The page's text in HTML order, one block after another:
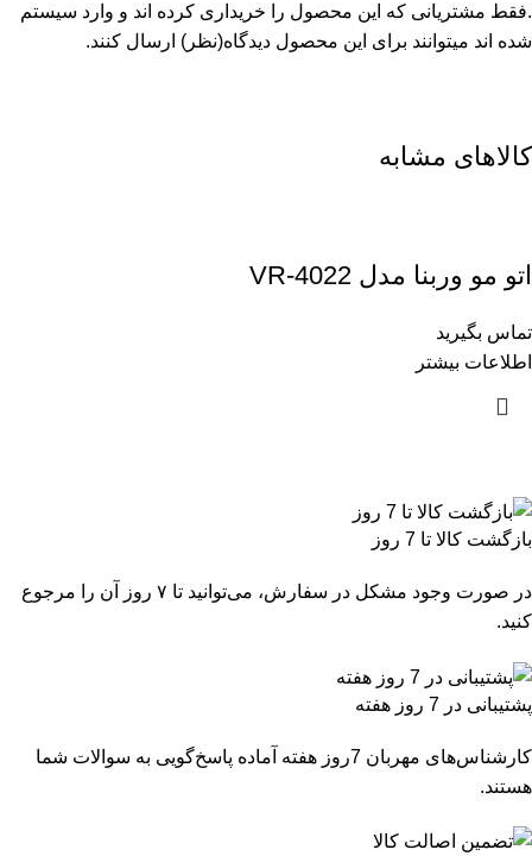
.فقط مشتریانی که این محصول را خریداری کرده اند و وارد سیستم
شده اند میتوانند برای این محصول دیدگاه(نظر) ارسال کنند.
کالاهای مشابه
اتو مو وربنا مدل VR-4022
تماس بگیرید
اطلاعات بیشتر
بازگشت کالا تا 7 روز
در صورت وجود مشکل در سفارش، می‌توانید تا ۷ روز آن را مرجوع
کنید.
پشتیبانی در 7 روز هفته
کارشناس‌های مهربان 7روز هفته آماده پاسخ‌گویی به سوالات شما
هستند.